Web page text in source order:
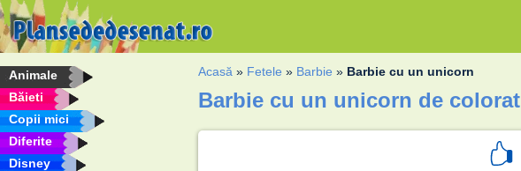
Animale
Băieti
Copii mici
Diferite
Disney
Acasă » Fetele » Barbie » Barbie cu un unicorn
Barbie cu un unicorn de colorat